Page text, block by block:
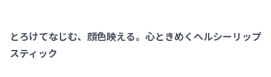
とろけてなじむ、顔色映える。心ときめくヘルシーリップ
スティック